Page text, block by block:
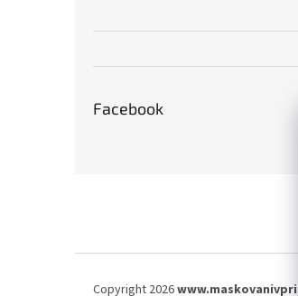
Facebook
Copyright 2026